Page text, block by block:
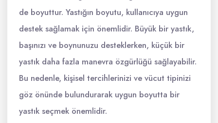
de boyuttur. Yastığın boyutu, kullanıcıya uygun
destek sağlamak için önemlidir. Büyük bir yastık,
başınızı ve boynunuzu desteklerken, küçük bir
yastık daha fazla manevra özgürlüğü sağlayabilir.
Bu nedenle, kişisel tercihlerinizi ve vücut tipinizi
göz önünde bulundurarak uygun boyutta bir
yastık seçmek önemlidir.